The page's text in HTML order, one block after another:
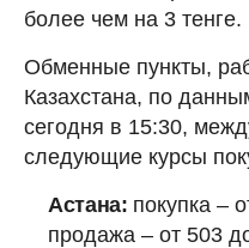
более чем на 3 тенге.
Обменные пункты,
Казахстана, по
сегодня в 15:30,
следующие курсы
Астана: покупка –
продажа – от 503